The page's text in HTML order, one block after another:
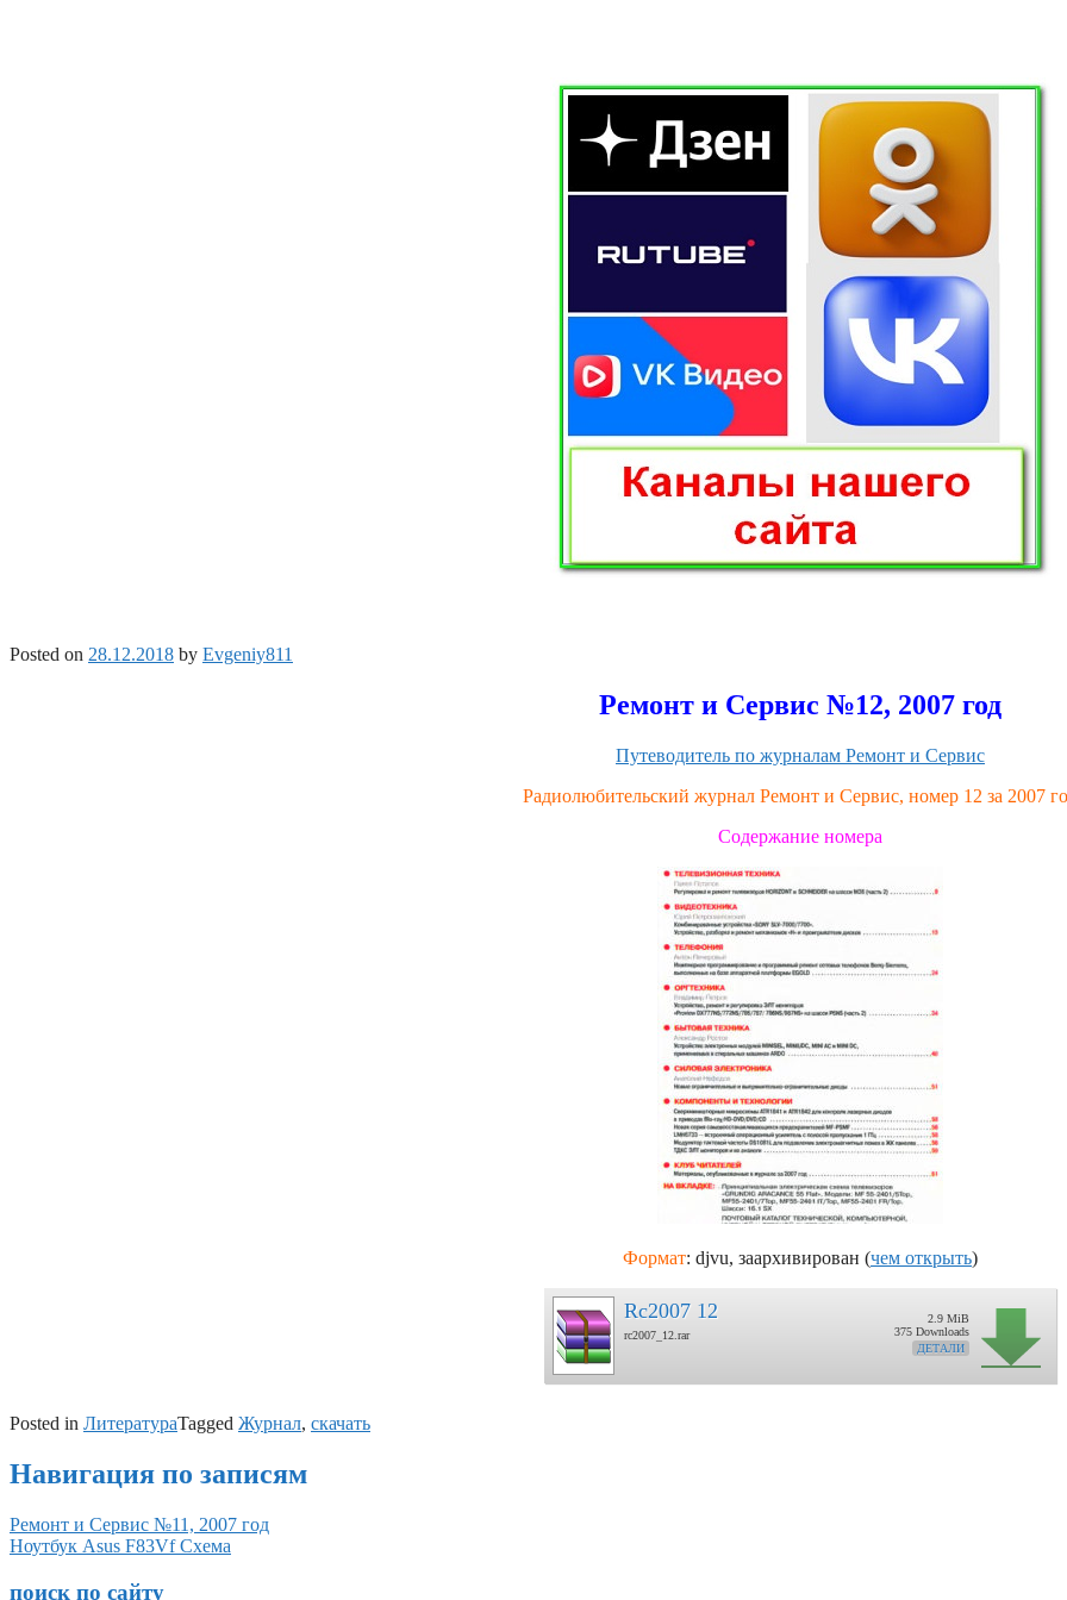
Posted on 28.12.2018 by Evgeniy811
Ремонт и Сервис №12, 2007 год
Путеводитель по журналам Ремонт и Сервис
Радиолюбительский журнал Ремонт и Сервис, номер 12 за 2007
Содержание номера
Формат: djvu, заархивирован (чем открыть)
Rc2007 12
rc2007_12.rar
2.9 MiB
375 Downloads
ДЕТАЛИ
Posted in ЛитератураTagged Журнал, скачать
Навигация по записям
Ремонт и Сервис №11, 2007 год
Ноутбук Asus F83Vf Схема
поиск по сайту